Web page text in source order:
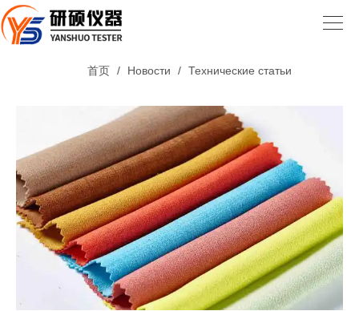
首页 / Новости / Технические статьи